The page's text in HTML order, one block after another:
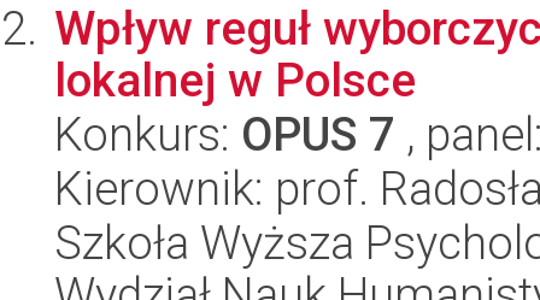
Wpływ reguł
lokalnej w Polsce
Konkurs: OPUS 7 ,
Kierownik: prof.
Szkoła Wyższa